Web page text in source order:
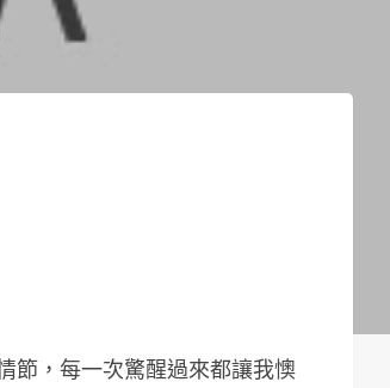
節，每一次驚醒過來都讓我懊